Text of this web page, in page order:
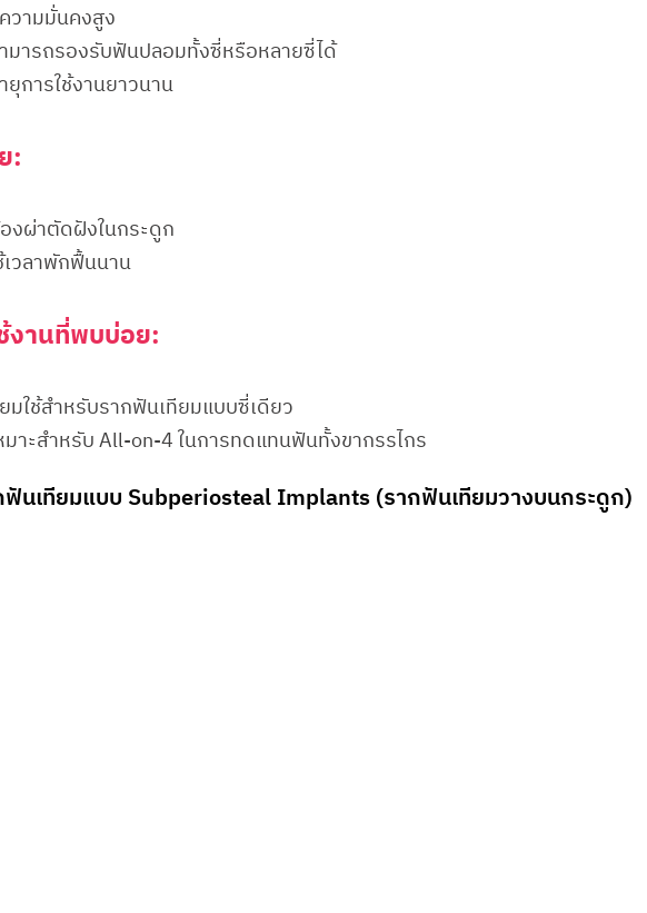
วามมั่นคงสูง
มารถรองรับฟันปลอมทั้งซี่หรือหลายซี่ได้
ยุการใช้งานยาวนาน
:
งผ่าตัดฝังในกระดูก
เวลาพักฟื้นนาน
งานที่พบบ่อย:
มใช้สำหรับรากฟันเทียมแบบซี่เดียว
มาะสำหรับ All-on-4 ในการทดแทนฟันทั้งขากรรไกร
นเทียมแบบ Subperiosteal Implants (รากฟันเทียมวางบนกระดูก)